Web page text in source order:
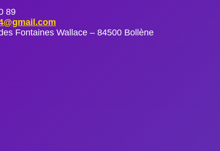
89
Fontaines Wallace – 84500 Bollène